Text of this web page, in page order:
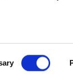
を禁じます。